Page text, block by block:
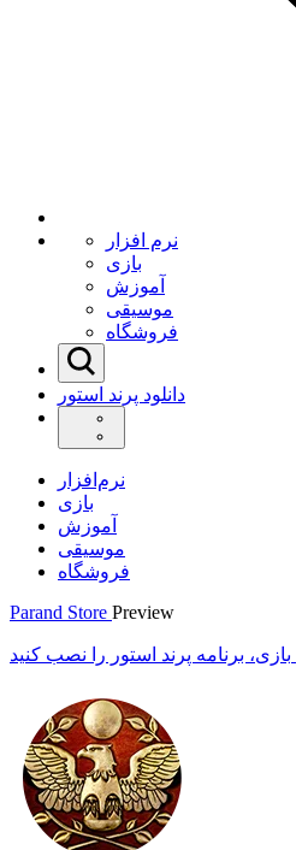
نرم‌ افزار
بازی
آموزش
موسیقی
فروشگاه
دانلود پرند استور
نرم‌افزار
بازی
آموزش
موسیقی
فروشگاه
Parand Store Preview
بازی، برنامه پرند استور را نصب کنید